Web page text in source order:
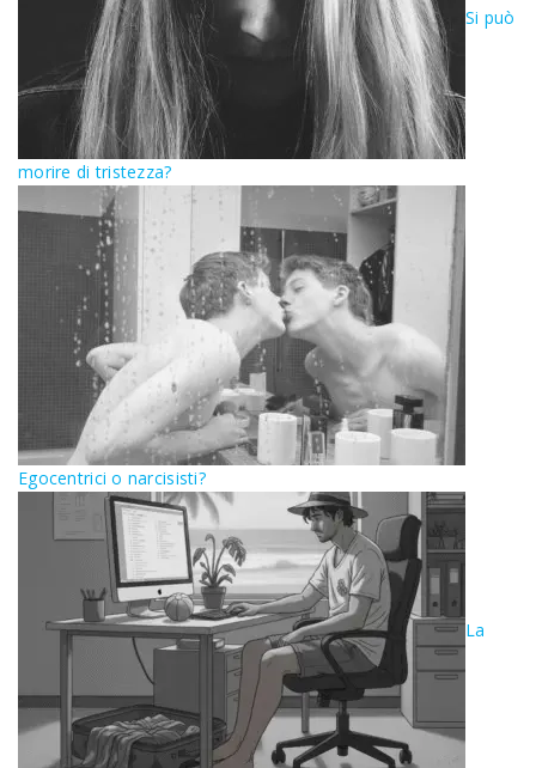
Si può
morire di tristezza?
Egocentrici o narcisisti?
La